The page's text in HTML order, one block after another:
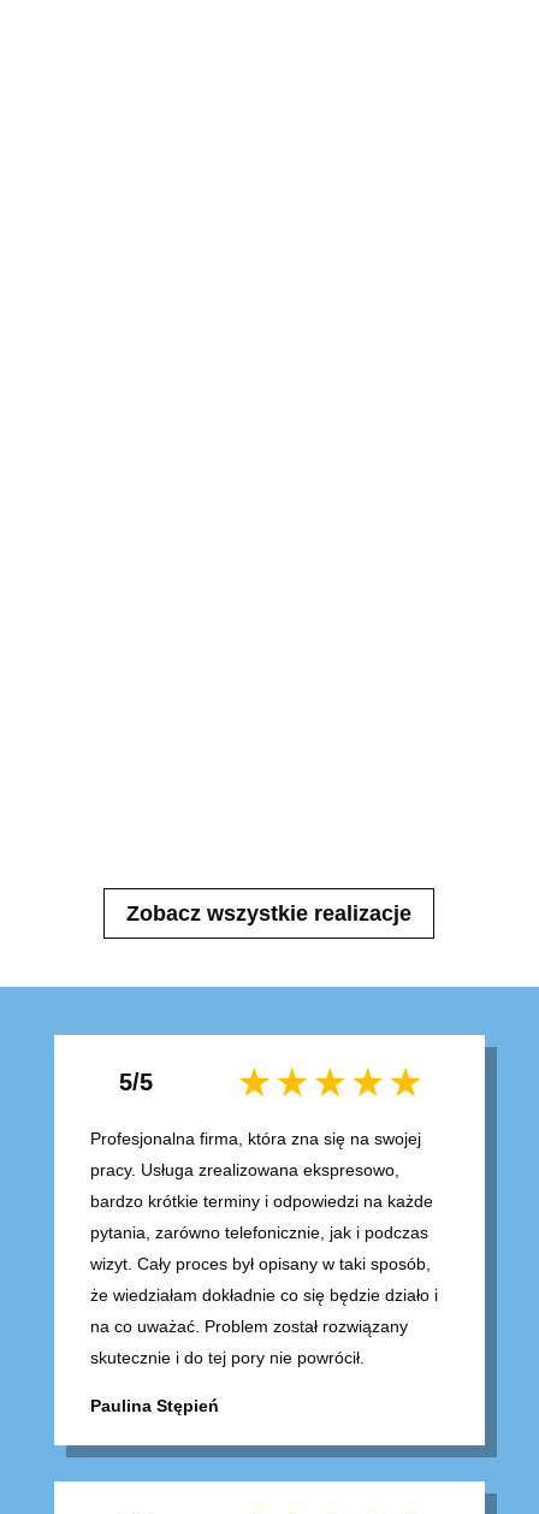
Zobacz wszystkie realizacje
5/5
Profesjonalna firma, która zna się na swojej
pracy. Usługa zrealizowana ekspresowo,
bardzo krótkie terminy i odpowiedzi na każde
pytania, zarówno telefonicznie, jak i podczas
wizyt. Cały proces był opisany w taki sposób,
że wiedziałam dokładnie co się będzie działo i
na co uważać. Problem został rozwiązany
skutecznie i do tej pory nie powrócił.
Paulina Stępień